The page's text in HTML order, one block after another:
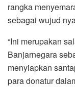
rangka
sebagai wujud
“Ini merupakan
Banjarnegara
menyiapkan
para donatur